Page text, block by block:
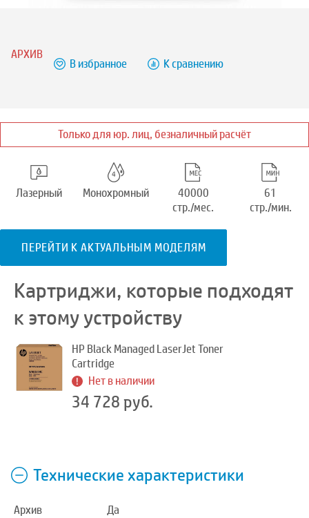
АРХИВ
В избранное К сравнению
Только для юр. лиц, безналичный расчёт
Лазерный Монохромный
40000
стр./мес.
61
стр./мин.
ПЕРЕЙТИ К АКТУАЛЬНЫМ МОДЕЛЯМ
Картриджи, которые подходят
к этому устройству
HP Black Managed LaserJet Toner
Cartridge
Нет в наличии
34 728 руб.
Технические характеристики
Архив
Да